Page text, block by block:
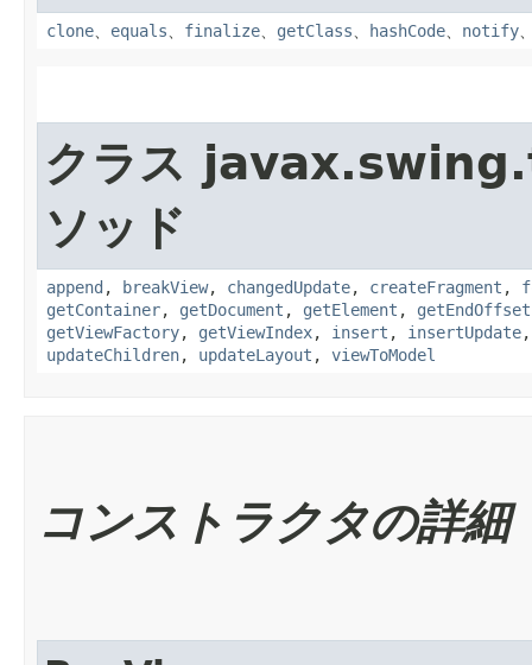
clone、 equals、 finalize、 getClass、 hashCode、 notify
クラス
ソッド
append , breakView, changedUpdate, createFragment ,
getContainer, getDocument , getElement , getEndOffset
getViewFactory, getViewIndex, insert , insertUpdate
updateChildren, updateLayout , viewToModel
コンストラクタの詳細